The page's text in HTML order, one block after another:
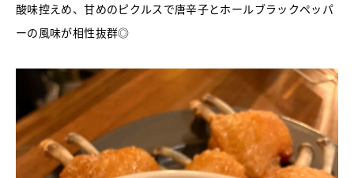
酸味控えめ、甘めのピクルスで唐辛子とホールブラックペッパ
ーの風味が相性抜群◎